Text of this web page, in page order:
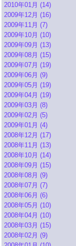
2010年01月 (14)
2009年12月 (16)
2009年11月 (7)
2009年10月 (10)
2009年09月 (13)
2009年08月 (15)
2009年07月 (19)
2009年06月 (9)
2009年05月 (19)
2009年04月 (19)
2009年03月 (8)
2009年02月 (5)
2009年01月 (4)
2008年12月 (17)
2008年11月 (13)
2008年10月 (14)
2008年09月 (15)
2008年08月 (9)
2008年07月 (7)
2008年06月 (6)
2008年05月 (10)
2008年04月 (10)
2008年03月 (15)
2008年02月 (9)